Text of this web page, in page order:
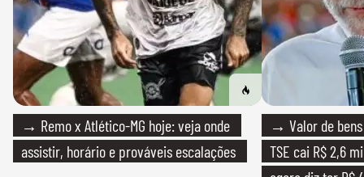
→ Remo x Atlético-MG hoje: veja onde
assistir, horário e prováveis escalações
→ Valor de
TSE cai R$ 2,6